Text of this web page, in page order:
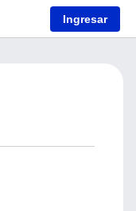
Ingresar